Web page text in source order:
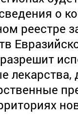
о
реестре